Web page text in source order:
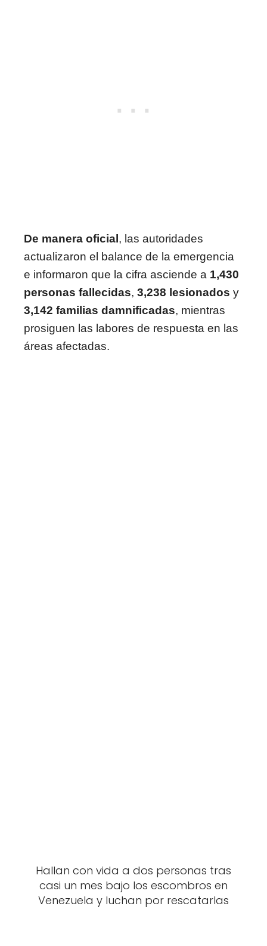
De manera oficial , las autoridades
actualizaron el balance de la emergencia
e informaron que la cifra asciende a 1,430
personas fallecidas, 3,238 lesionados y
3,142 familias damnificadas, mientras
prosiguen las labores de respuesta en las
áreas afectadas.
Hallan con vida a dos personas tras
casi un mes bajo los escombros en
Venezuela y luchan por rescatarlas